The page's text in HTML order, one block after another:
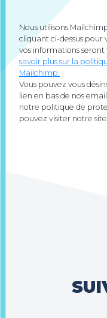
Nous utilisons
cliquant ci-dessus pour
vos informations
savoir plus sur la
Mailchimp.
Vous pouvez vous
lien en bas de nos
notre politique de
pouvez visiter notre